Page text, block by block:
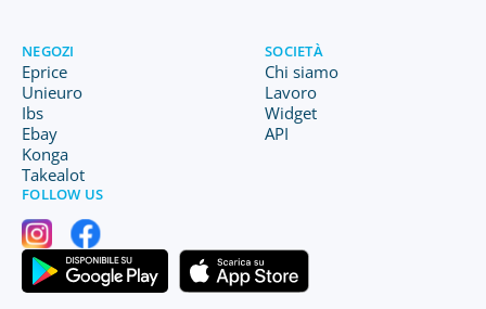
NEGOZI
Eprice
Unieuro
Ibs
Ebay
Konga
Takealot
SOCIETÀ
Chi siamo
Lavoro
Widget
API
FOLLOW US